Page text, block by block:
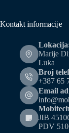
Kontakt informacije
Marije
Luka
Broj
+387 65
Email
JIB
PDV